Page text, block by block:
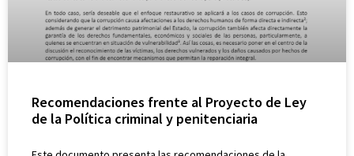
Recomendaciones frente al Proyecto de Ley
de la Política criminal y penitenciaria